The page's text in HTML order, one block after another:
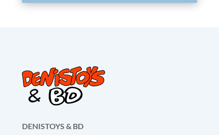
DENISTOYS & BD